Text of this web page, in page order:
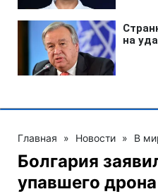
Главная » Новости » В
Болгария
упавшего